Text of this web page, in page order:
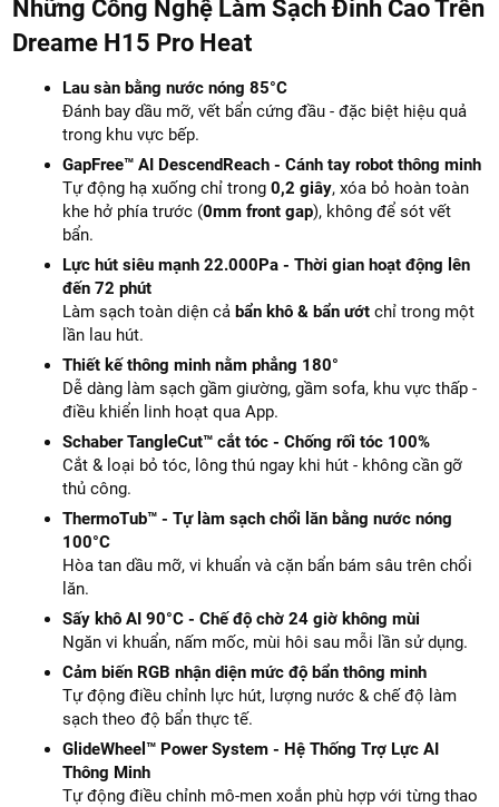
Dịch vụ sau bán hàng: Vietnam robotics cam kết đảm
bảo dịch vụ bảo hành tại nhà, bảo trì định kỳ miễn phí,
(genuine part)giảm giá 30% khi khách hàng mua linh
kiện sửa chữa (khi hết bảo hành).
Giao hàngmiễn phí
Hồ trợ thanh toán trực tuyến, trả góp, cà thẻmiễn phí
Những Công Nghệ Làm Sạch Đỉnh Cao Trên
Dreame H15 Pro Heat
Lau sàn bằng nước nóng 85°C
Đánh bay dầu mỡ, vết bẩn cứng đầu - đặc biệt hiệu quả
trong khu vực bếp.
GapFree™ AI DescendReach - Cánh tay robot thông minh
Tự động hạ xuống chỉ trong0,2 giây, xóa bỏ hoàn toàn
khe hở phía trước (0mm front gap), không để sót vết
bẩn.
Lực hút siêu mạnh 22.000Pa - Thời gian hoạt động lên
đến 72 phút
Làm sạch toàn diện cảbẩn khô & bẩn ướt chỉ trong một
lần lau hút.
Thiết kế thông minh nằm phẳng 180°
Dễ dàng làm sạch gầm giường, gầm sofa, khu vực thấp -
điều khiển linh hoạt qua App.
Schaber TangleCut™ cắt tóc - Chống rối tóc 100%
Cắt & loại bỏ tóc, lông thú ngay khi hút - không cần gỡ
thủ công.
ThermoTub™ - Tự làm sạch chổi lăn bằng nước nóng
100°C
Hòa tan dầu mỡ, vi khuẩn và cặn bẩn bám sâu trên chổi
lăn.
Sấy khô AI 90°C - Chế độ chờ 24 giờ không mùi
Ngăn vi khuẩn, nấm mốc, mùi hôi sau mỗi lần sử dụng.
Cảm biến RGB nhận diện mức độ bẩn thông minh
Tự động điều chỉnh lực hút, lượng nước & chế độ làm
sạch theo độ bẩn thực tế.
GlideWheel™ Power System - Hệ Thống Trợ Lực AI
Thông Minh
Tự động điều chỉnh mô-men xoắn phù hợp với từng thao